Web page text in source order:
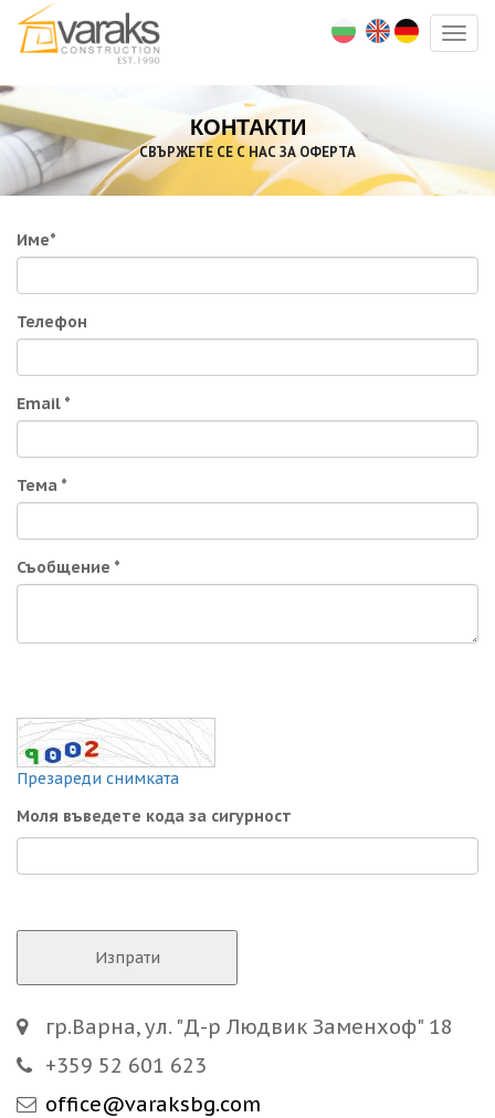
КОНТАКТИ
СВЪРЖЕТЕ СЕ С НАС ЗА ОФЕРТА
Име*
Телефон
Email *
Тема *
Съобщение *
Презареди снимката
Моля въведете кода за сигурност
гр.Варна, ул. "Д-р Людвик Заменхоф" 18
+359 52 601 623
office@varaksbg.com